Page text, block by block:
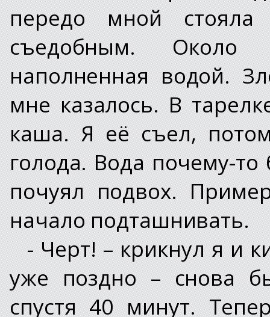
передо мной
съедобным. Около
наполненная водой.
мне казалось. В
каша. Я её съел,
голода. Вода почему-
почуял подвох.
начало подташнивать.
- Черт! – крикнул я и
уже поздно – снова
спустя 40 минут.